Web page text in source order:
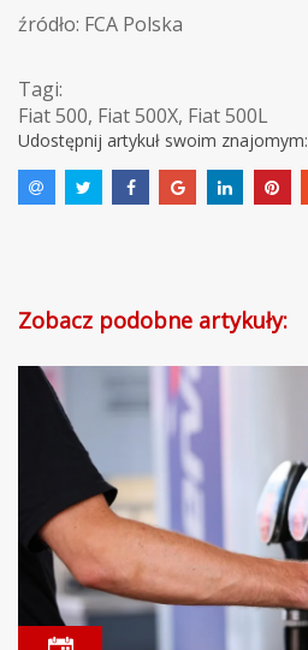
źródło: FCA Polska
Tagi:
Fiat 500, Fiat 500X, Fiat 500L
Udostępnij artykuł swoim znajomym:
Zobacz podobne artykuły: